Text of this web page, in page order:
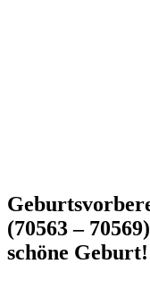
(70563 –
schöne Geburt!